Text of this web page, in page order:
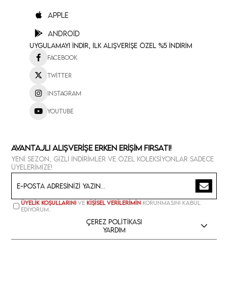
Apple
Android
Uygulamayı İndir, İlk Alışverişe Özel %5 İndirim
Facebook
Twitter
Instagram
Youtube
Avantajlı Alışverişe Erken Erişim Fırsatı!
Yeni sezon, gizli indirimler ve özel koleksiyonlar sadece
üyelerimize!
Üyelik koşullarını ve kişisel verilerimin korunmasını kabul
ediyorum.
Çerez Politikası
Yardım